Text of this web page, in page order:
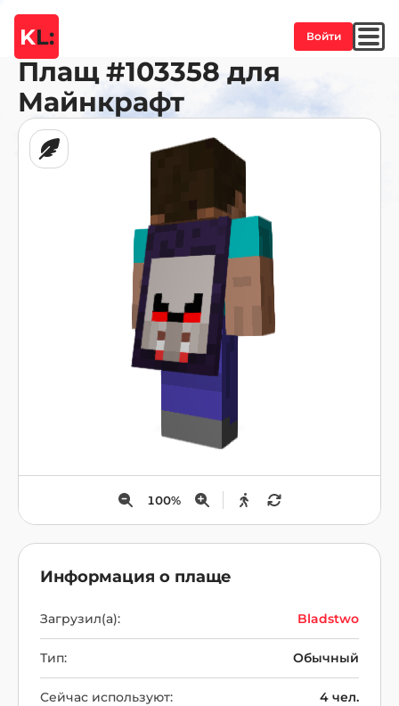
KL: Войти
Плащ #103358 для
Майнкрафт
100%
Информация о плаще
Загрузил(а): Bladstwo
Тип: Обычный
Сейчас используют: 4 чел.